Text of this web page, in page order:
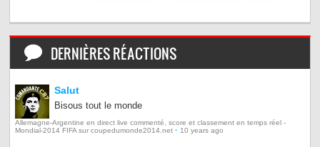
DERNIÈRES RÉACTIONS
Salut
Bisous tout le monde
Allemagne-Argentine en direct live commenté, score et classement en temps réel -
Mondial-2014 FIFA sur coupedumonde2014.net · 10 years ago